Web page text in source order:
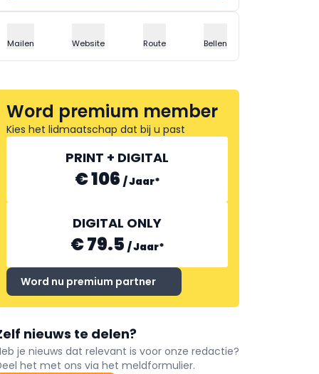
Mailen Website Route Bellen
Word premium member
Kies het lidmaatschap dat bij u past
PRINT + DIGITAL
€ 106 /Jaar*
DIGITAL ONLY
€ 79.5 /Jaar*
Word nu premium partner
nieuws te delen?
je nieuws dat relevant is voor onze redactie?
het met ons via het meldformulier.